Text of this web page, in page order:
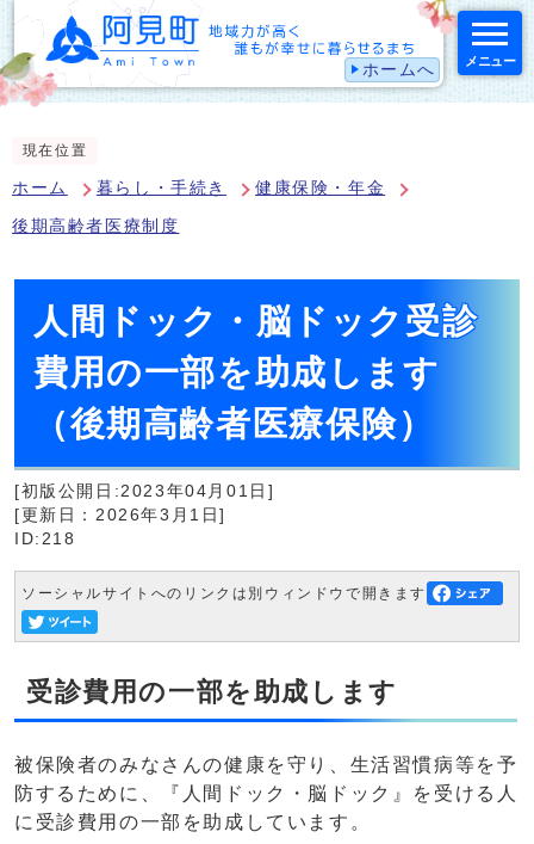
ホームへ メニュー
現在位置
ホーム 暮らし・手続き 健康保険・年金
後期高齢者医療制度
人間ドック・脳ドック受診
費用の一部を助成します
（後期高齢者医療保険）
[初版公開日:2023年04月01日]
[更新日：2026年3月1日]
ID:218
ソーシャルサイトへのリンクは別ウィンドウで開きます
受診費用の一部を助成します
被保険者のみなさんの健康を守り、生活習慣病等を予
防するために、『人間ドック・脳ドック』を受ける人
に受診費用の一部を助成しています。